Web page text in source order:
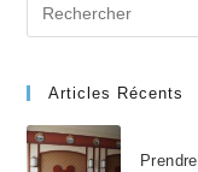
Articles Récents